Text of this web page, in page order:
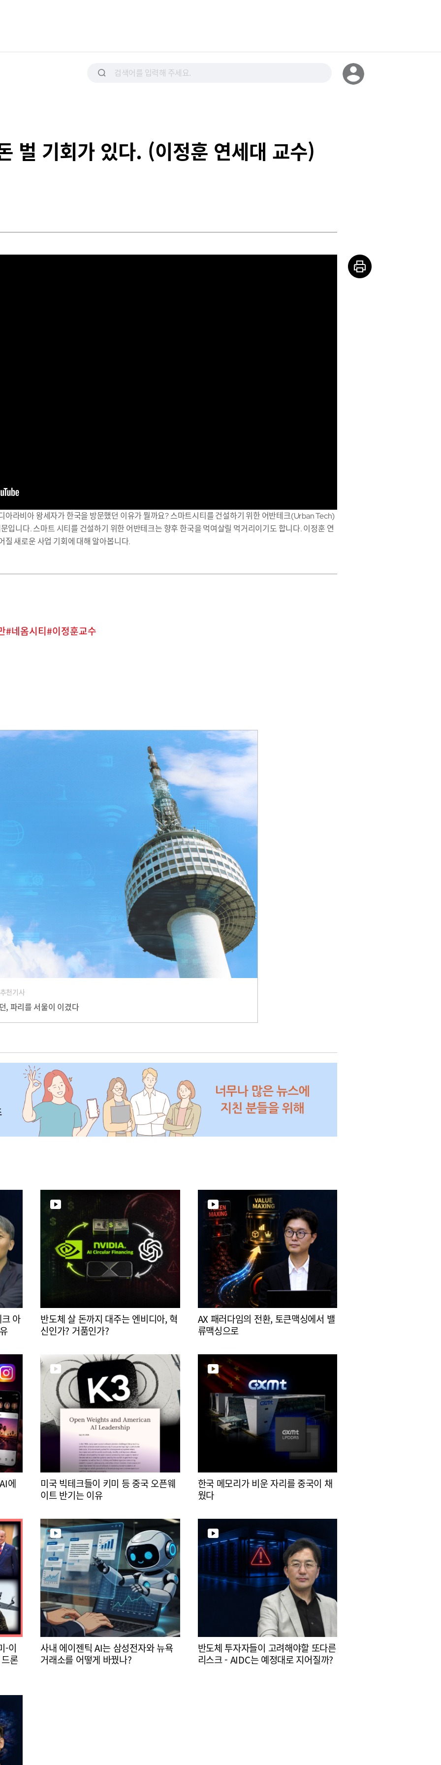
벌 기회가 있다. (이정훈 연세대 교수)
아라비아 왕세자가 한국을 방문했던 이유가 뭘까요? 스마트시티를 건설하기 위한 어반테크(Urban Tech)
입니다. 스마트 시티를 건설하기 위한 어반테크는 향후 한국을 먹여살릴 먹거리이기도 합니다. 이정훈 연
질 새로운 사업 기회에 대해 알아봅니다.
천기사
, 파리를 서울이 이겼다
네옴시티 이정훈교수
아
반도체 살 돈까지 대주는 엔비디아, 혁
신인가? 거품인가?
AX 패러다임의 전환, 토큰맥싱에서 밸
류맥싱으로
에
미국 빅테크들이 키미 등 중국 오픈웨
이트 반기는 이유
한국 메모리가 비운 자리를 중국이 채
웠다
-이
론
사내 에이젠틱 AI는 삼성전자와 뉴욕
거래소를 어떻게 바꿨나?
반도체 투자자들이 고려해야할 또다른
리스크 - AIDC는 예정대로 지어질까?